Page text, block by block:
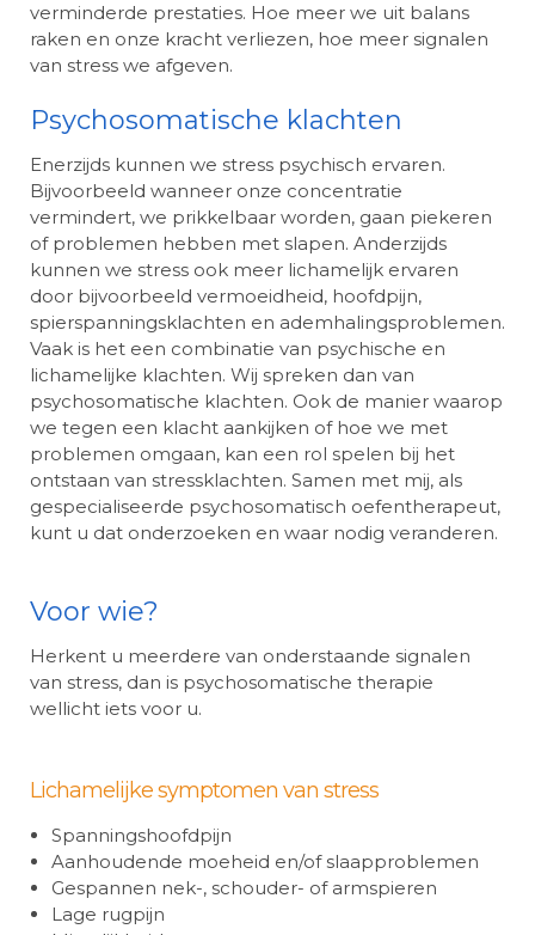
verminderde prestaties. Hoe meer we uit balans
raken en onze kracht verliezen, hoe meer signalen
van stress we afgeven.
Psychosomatische klachten
Enerzijds kunnen we stress psychisch ervaren.
Bijvoorbeeld wanneer onze concentratie
vermindert, we prikkelbaar worden, gaan piekeren
of problemen hebben met slapen. Anderzijds
kunnen we stress ook meer lichamelijk ervaren
door bijvoorbeeld vermoeidheid, hoofdpijn,
spierspanningsklachten en ademhalingsproblemen.
Vaak is het een combinatie van psychische en
lichamelijke klachten. Wij spreken dan van
psychosomatische klachten. Ook de manier waarop
we tegen een klacht aankijken of hoe we met
problemen omgaan, kan een rol spelen bij het
ontstaan van stressklachten. Samen met mij, als
gespecialiseerde psychosomatisch oefentherapeut,
kunt u dat onderzoeken en waar nodig veranderen.
Voor wie?
Herkent u meerdere van onderstaande signalen
van stress, dan is psychosomatische therapie
wellicht iets voor u.
Lichamelijke symptomen van stress
Spanningshoofdpijn
Aanhoudende moeheid en/of slaapproblemen
Gespannen nek-, schouder- of armspieren
Lage rugpijn